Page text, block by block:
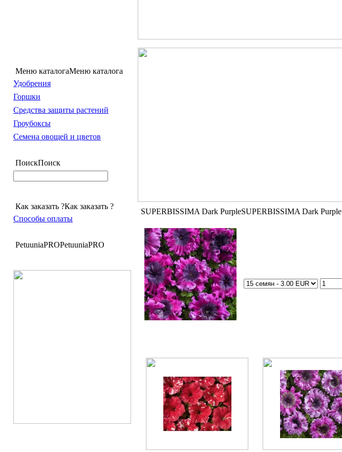
Меню каталогаМеню каталога
Удобрения
Горшки
Средства защиты растений
Гроубоксы
Семена овощей и цветов
ПоискПоиск
Как заказать ?Как заказать ?
Способы оплаты
PetuuniaPROPetuuniaPRO
SUPERBISSIMA Dark PurpleSUPERBISSIMA Dark Purple